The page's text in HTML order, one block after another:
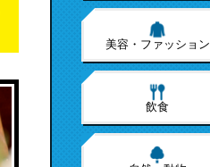
美容・ファッション
飲食